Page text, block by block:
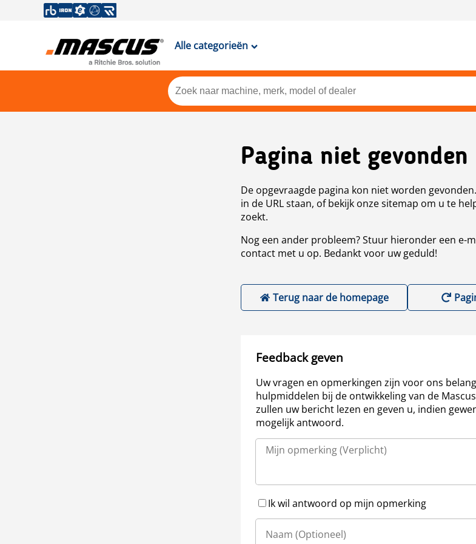
Alle categorieën
Pagina niet gevonden
De opgevraagde pagina kon niet worden
in de URL staan, of bekijk onze sitemap om u te
zoekt.
Nog een ander probleem? Stuur hieronder een e-
contact met u op. Bedankt voor uw geduld!
Terug naar de homepage
Feedback geven
Uw vragen en opmerkingen zijn voor ons
hulpmiddelen bij de ontwikkeling van de
zullen uw bericht lezen en geven u, indien
mogelijk antwoord.
Ik wil antwoord op mijn opmerking